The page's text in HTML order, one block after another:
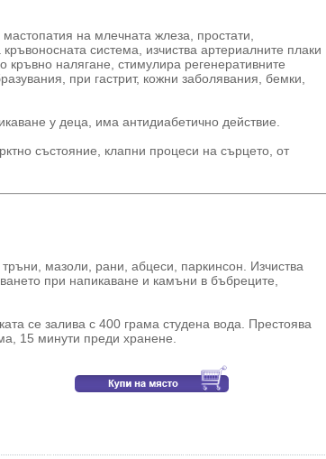
на млечната жлеза, простати,
система, изчиства артериалните плаки
налягане, стимулира регенеративните
при гастрит, кожни заболявания, бемки,
у деца, има антидиабетично действие.
състояние, клапни процеси на сърцето, от
мазоли, рани, абцеси, паркинсон. Изчиства
при напикаване и камъни в бъбреците,
се залива с 400 грама студена вода. Престоява
15 минути преди хранене.